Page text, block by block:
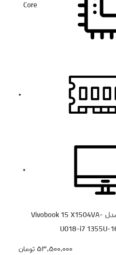
Core
لپ تاپ 15.6 اینچی ایسوس مدل Vivobook 15 X1504VA-
U018-i7 1355U-
۵۳،۵۰۰،۰۰۰ تومان